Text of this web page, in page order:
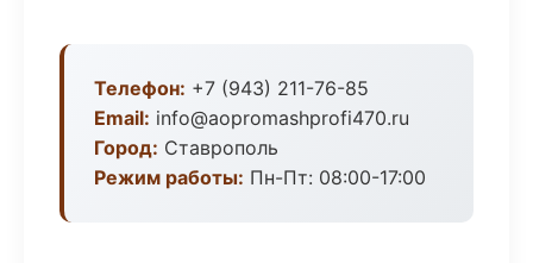
Телефон: +7 (943) 211-76-85
Email: info@aopromashprofi470.ru
Город: Ставрополь
Режим работы: Пн-Пт: 08:00-17:00